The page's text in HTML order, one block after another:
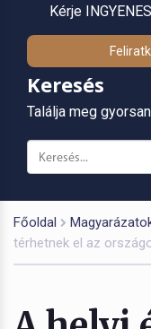
Kérje
Keresés
Találja meg
Főoldal
térhetnek el az